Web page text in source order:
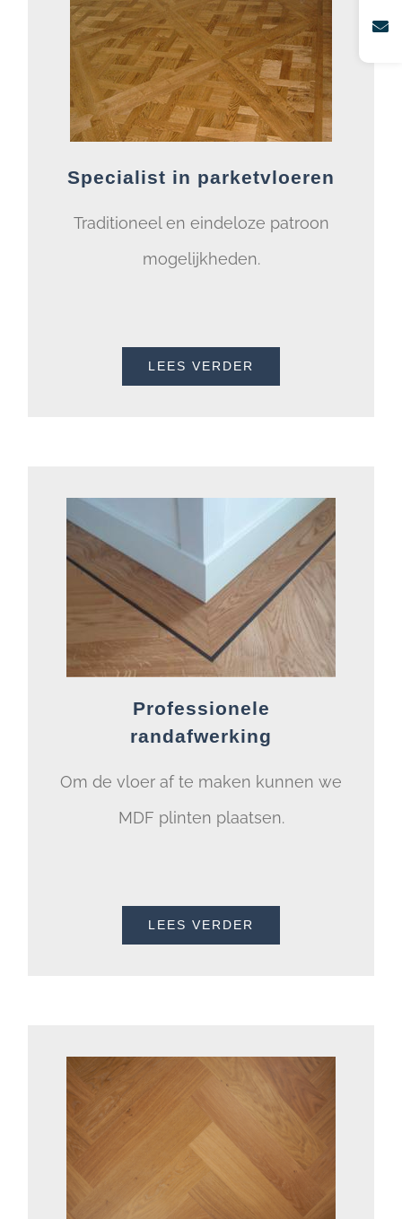
Specialist in parketvloeren
Traditioneel en eindeloze patroon
mogelijkheden.
LEES VERDER
Professionele
randafwerking
Om de vloer af te maken kunnen we
MDF plinten plaatsen.
LEES VERDER